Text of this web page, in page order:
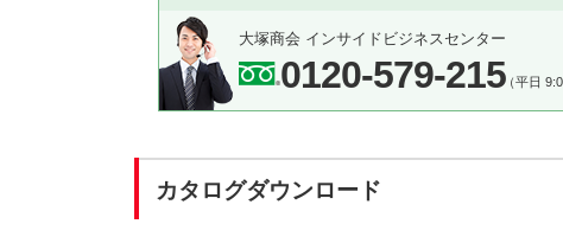
大塚商会 インサイドビジネスセンター
0120-579-215（平日
カタログダウンロード